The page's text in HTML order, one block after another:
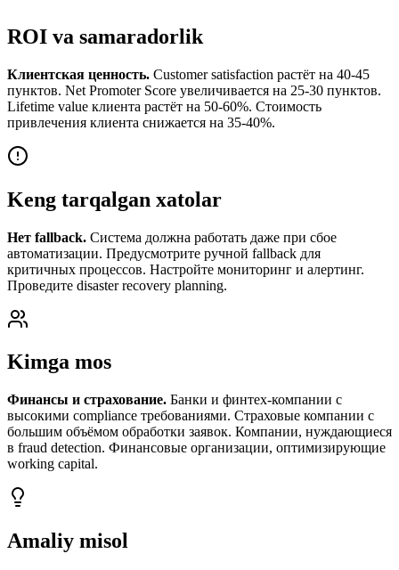
ROI va samaradorlik
Клиентская ценность. Customer satisfaction растёт на 40-45
пунктов. Net Promoter Score увеличивается на 25-30 пунктов.
Lifetime value клиента растёт на 50-60%. Стоимость
привлечения клиента снижается на 35-40%.
Keng tarqalgan xatolar
Нет fallback. Система должна работать даже при сбое
автоматизации. Предусмотрите ручной fallback для
критичных процессов. Настройте мониторинг и алертинг.
Проведите disaster recovery planning.
Kimga mos
Финансы и страхование. Банки и финтех-компании с
высокими compliance требованиями. Страховые компании с
большим объёмом обработки заявок. Компании, нуждающиеся
в fraud detection. Финансовые организации, оптимизирующие
working capital.
Amaliy misol